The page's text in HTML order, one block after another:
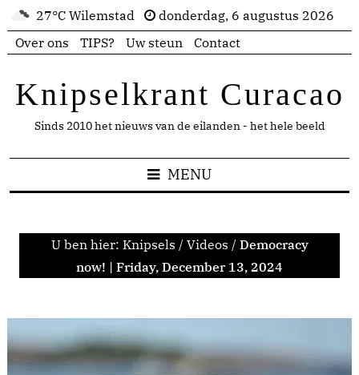
27°C Wilemstad
donderdag, 6 augustus 2026
Over ons
TIPS? Uw steun Contact
Knipselkrant Curacao
Sinds 2010 het nieuws van de eilanden - het hele beeld
MENU
U ben hier: Knipsels / Videos / Democracy
now! | Friday, December 13, 2024